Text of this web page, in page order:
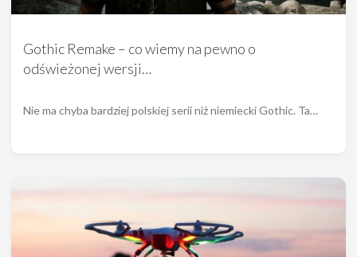
Gothic Remake – co wiemy na pewno o
odświeżonej wersji…
Nie ma chyba bardziej polskiej serii niż niemiecki Gothic. Ta…